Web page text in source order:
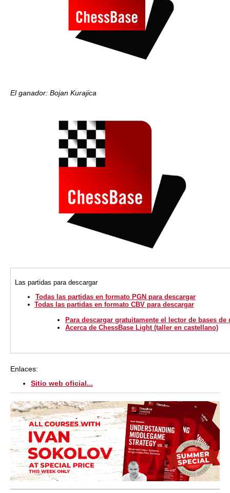
El ganador: Bojan Kurajica
Las partidas para descargar
Todas las partidas en formato PGN para descargar
Todas las partidas en formato CBV para descargar
Para descargar gratuitamente el lector de bases de
Acerca de ChessBase Light (taller en castellano)
Enlaces:
Sitio web oficial...